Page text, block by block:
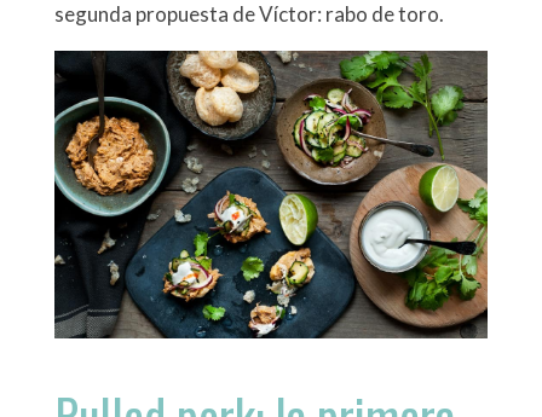
segunda propuesta de Víctor: rabo de toro.